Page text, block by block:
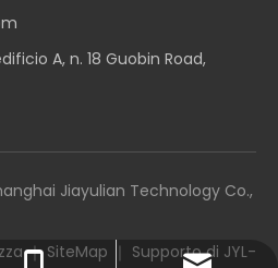
A, n. 18 Guobin Road,
Jiayulian Technology Co.,
｜ SiteMap ｜ Supporto di JYL-